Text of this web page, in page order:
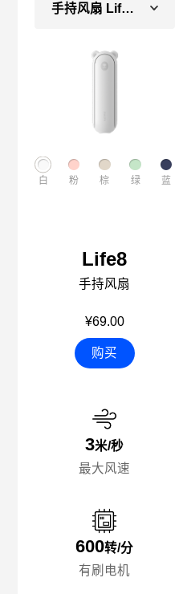
手持风扇 Life8（常规款）
白 粉 棕 绿 蓝
Life8
手持风扇
¥69.00
购买
3米/秒
最大风速
600转/分
有刷电机